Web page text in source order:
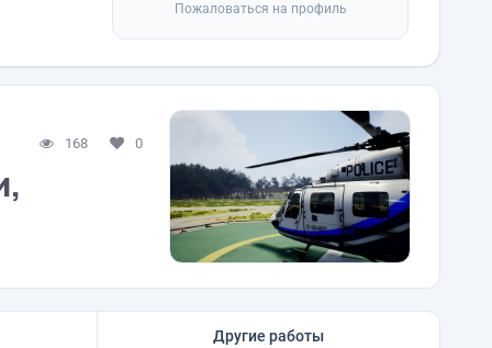
Пожаловаться на профиль
168 0
Другие работы